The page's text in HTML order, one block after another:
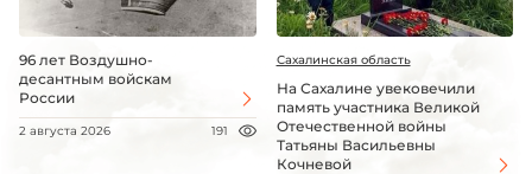
96 лет Воздушно-
десантным войскам
России
2 августа 2026 191
Сахалинская область
На Сахалине увековечили
память участника Великой
Отечественной войны
Татьяны Васильевны
Кочневой